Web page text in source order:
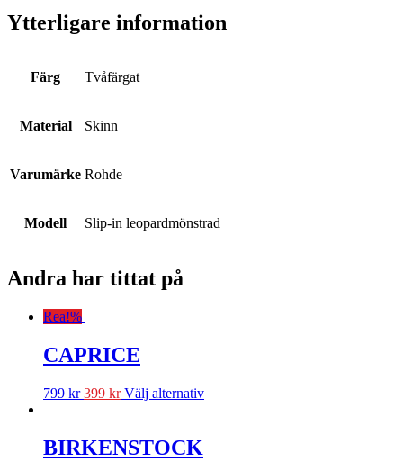
Ytterligare information
Färg Tvåfärgat
Material Skinn
Varumärke Rohde
Modell Slip-in leopardmönstrad
Andra har tittat på
Rea!%
CAPRICE
799kr 399 kr Välj alternativ
BIRKENSTOCK